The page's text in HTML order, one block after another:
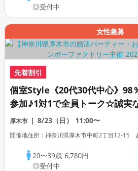
◎受付中
女性急募
先着割引
個室Style《20代30代中心》98
参加♪1対1で全員トーク☆誠実
活パーティー
厚木市 8/23（日） 11:00〜
開催地住所：神奈川県厚木市中町2丁目12-15
20〜39歳 6,780円
◎受付中